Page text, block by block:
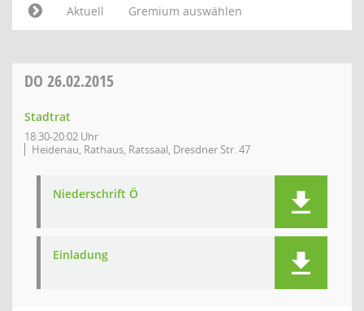
Aktuell
Gremium auswählen
DO 26.02.2015
Stadtrat
18:30-20:02 Uhr
Heidenau, Rathaus, Ratssaal, Dresdner Str. 47
Niederschrift Ö
Einladung